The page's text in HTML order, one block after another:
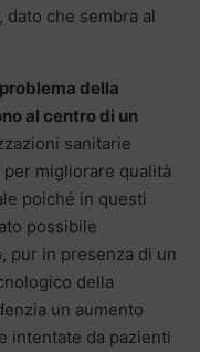
che sembra al
della
al centro di un
sanitarie
migliorare qualità
poiché in questi
possibile
pur in presenza di un
della
un aumento
intentate da pazienti